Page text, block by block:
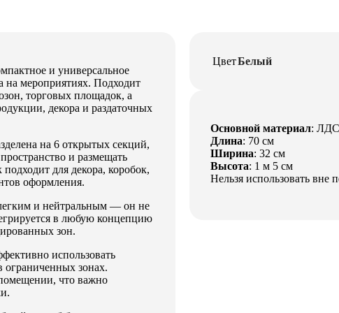
и универсальное
на мероприятиях. Подходит
торговых площадок, а
декора и раздаточных
на 6 открытых секций,
и размещать
для декора, коробок,
оформления.
и нейтральным — он не
в любую концепцию
зон.
использовать
ограниченных зонах.
что важно
ЦветБелый
Основной материал:
Длина: 70 см
Ширина: 32 см
Высота: 1 м 5 см
Нельзя использовать вне